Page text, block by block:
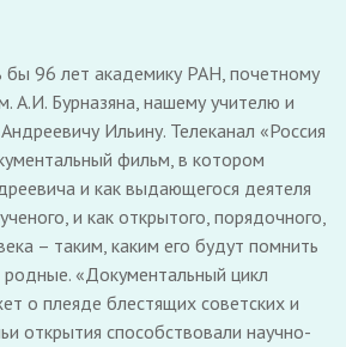
бы 96 лет академику РАН, почетному
Бурназяна, нашему учителю и
Ильину. Телеканал «Россия
фильм, в котором
и как выдающегося деятеля
и как открытого, порядочного,
– таким, каким его будут помнить
родные. «Документальный цикл
о плеяде блестящих советских и
открытия способствовали научно-